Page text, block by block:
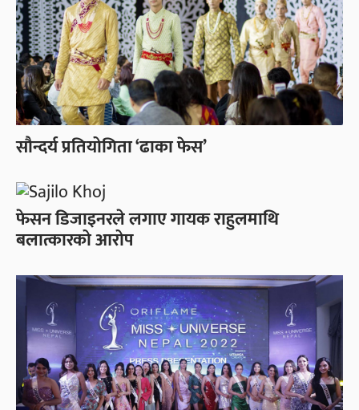
सौन्दर्य प्रतियोगिता ‘ढाका फेस’
फेसन डिजाइनरले लगाए गायक राहुलमाथि
बलात्कारको आरोप